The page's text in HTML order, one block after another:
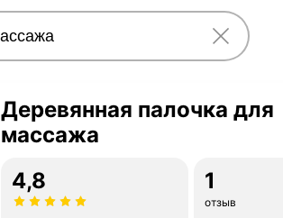
Деревянная палочка для
массажа
4,8
1
отзыв